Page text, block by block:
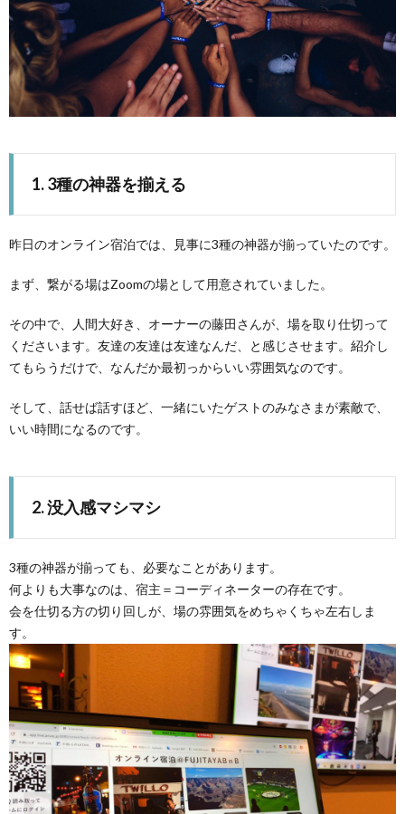
1. 3種の神器を揃える
昨日のオンライン宿泊では、見事に3種の神器が揃っていたのです。
まず、繋がる場はZoomの場として用意されていました。
その中で、人間大好き、オーナーの藤田さんが、場を取り仕切って
くださいます。友達の友達は友達なんだ、と感じさせます。紹介し
てもらうだけで、なんだか最初っからいい雰囲気なのです。
そして、話せば話すほど、一緒にいたゲストのみなさまが素敵で、
いい時間になるのです。
2. 没入感マシマシ
3種の神器が揃っても、必要なことがあります。
何よりも大事なのは、宿主＝コーディネーターの存在です。
会を仕切る方の切り回しが、場の雰囲気をめちゃくちゃ左右しま
す。